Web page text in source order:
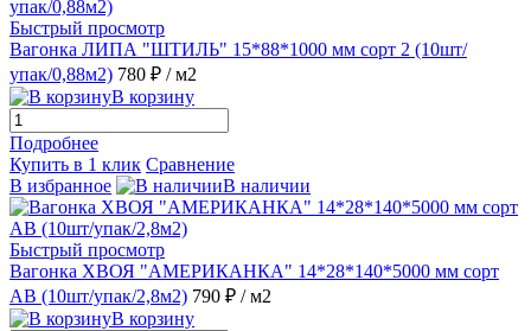
Быстрый просмотр
Вагонка ЛИПА "ШТИЛЬ" 15*88*1000 мм сорт 2 (10шт/
упак/0,88м2) 780 ₽ / м2
В корзину
Подробнее
Купить в 1 клик Сравнение
В избранное
В наличии
Быстрый просмотр
Вагонка ХВОЯ "АМЕРИКАНКА" 14*28*140*5000 мм сорт
АВ (10шт/упак/2,8м2) 790 ₽ / м2
В корзину